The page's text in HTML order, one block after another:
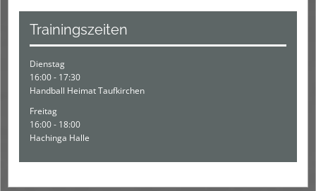
Trainingszeiten
Dienstag
16:00 - 17:30
Handball Heimat Taufkirchen
Freitag
16:00 - 18:00
Hachinga Halle